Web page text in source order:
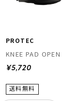
PROTEC
KNEE PAD OPEN
¥5,720